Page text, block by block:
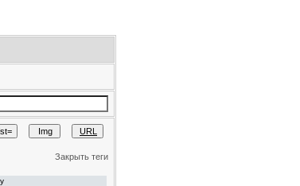
Закрыть теги